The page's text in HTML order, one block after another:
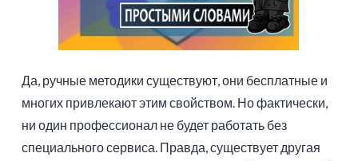
Да, ручные методики существуют, они бесплатные и
многих привлекают этим свойством. Но фактически,
ни один профессионал не будет работать без
специального сервиса. Правда, существует другая